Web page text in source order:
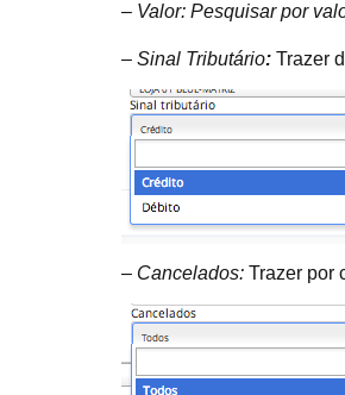
– Valor: Pesquisar por
– Sinal Tributário: Trazer
– Cancelados: Trazer por